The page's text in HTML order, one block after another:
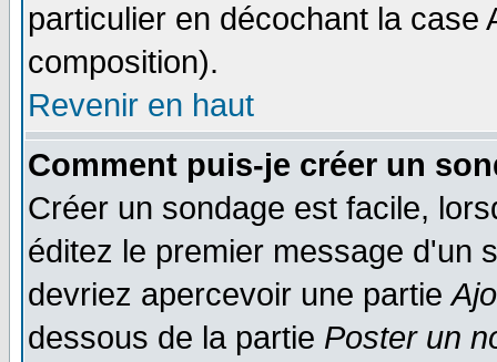
particulier en décochant la
composition).
Revenir en haut
Comment puis-je créer un
Créer un sondage est facile,
éditez le premier message d'un
devriez apercevoir une partie
dessous de la partie Poster un